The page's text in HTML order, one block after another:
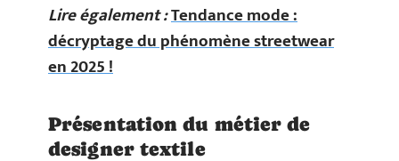
Lire également :Tendance mode :
décryptage du phénomène streetwear
en 2025 !
Présentation du métier de
designer textile